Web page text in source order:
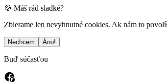
🍪 Máš rád sladké?
Zbierame len nevyhnutné cookies. Ak nám to
Nechcem Áno!
Buď súčasťou